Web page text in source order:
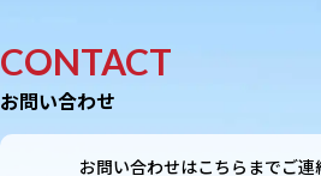
CONTACT
お問い合わせ
お問い合わせはこちらまでご連